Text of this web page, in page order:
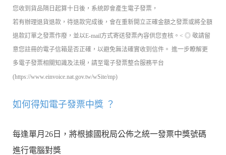
您收到貨品隔日起算十日後，系統即會產生電子發票，
若有辦理退貨退款，待退款完成後，會在重新開立正確金額之發票或將全額
退款訂單之發票作廢，並以E-mail方式寄送發票內容供您查核。< ◎ 敬請留
意您註冊的電子信箱是否正確，以避免無法確實收到信件。 進一步瞭解更
多電子發票相關知識及法規，請至電子發票整合服務平台
(https://www.einvoice.nat.gov.tw/wSite/mp)
如何得知電子發票中獎 ？
每逢單月26日，將根據國稅局公佈之統一發票中獎號碼
進行電腦對獎